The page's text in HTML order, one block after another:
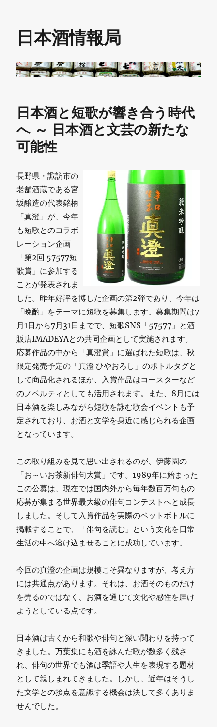
日本酒情報局
日本酒と短歌が響き合う時代
へ ～ 日本酒と文芸の新たな
可能性
長野県・諏訪市の
老舗酒蔵である宮
坂醸造の代表銘柄
「真澄」が、今年
も短歌とのコラボ
レーション企画
「第2回 57577短
歌賞」に参加する
ことが発表されま
した。昨年好評を博した企画の第2弾であり、今年は
「晩酌」をテーマに短歌を募集します。募集期間は7
月1日から7月31日までで、短歌SNS「57577」と酒
販店IMADEYAとの共同企画として実施されます。
応募作品の中から「真澄賞」に選ばれた短歌は、秋
限定発売予定の「真澄 ひやおろし」のボトルタグと
して商品化されるほか、入賞作品はコースターなど
のノベルティとしても活用されます。また、8月には
日本酒を楽しみながら短歌を詠む歌会イベントも予
定されており、お酒と文学を身近に感じられる企画
となっています。
この取り組みを見て思い出されるのが、伊藤園の
「お～いお茶新俳句大賞」です。1989年に始まった
この公募は、現在では国内外から毎年数百万句もの
応募が集まる世界最大級の俳句コンテストへと成長
しました。そして入賞作品を実際のペットボトルに
掲載することで、「俳句を読む」という文化を日常
生活の中へ溶け込ませることに成功しています。
今回の真澄の企画は規模こそ異なりますが、考え方
には共通点があります。それは、お酒そのものだけ
を売るのではなく、お酒を通じて文化や感性を届け
ようとしている点です。
日本酒は古くから和歌や俳句と深い関わりを持って
きました。万葉集にも酒を詠んだ歌が数多く残さ
れ、俳句の世界でも酒は季語や人生を表現する題材
として親しまれてきました。しかし、近年はそうし
た文学との接点を意識する機会は決して多くありま
せんでした。